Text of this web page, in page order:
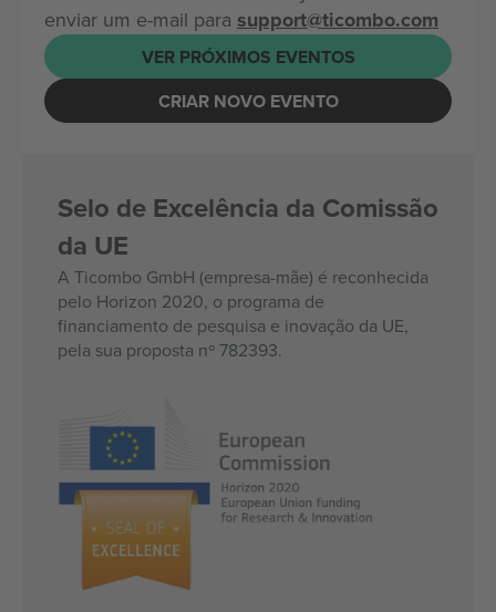
enviar um e-mail para support@ticombo.com
VER PRÓXIMOS EVENTOS
CRIAR NOVO EVENTO
Selo de Excelência da Comissão
da UE
A Ticombo GmbH (empresa-mãe) é reconhecida
pelo Horizon 2020, o programa de
financiamento de pesquisa e inovação da UE,
pela sua proposta nº 782393.